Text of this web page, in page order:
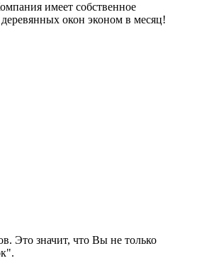
имеет собственное
окон эконом в месяц!
Это значит, что Вы не только